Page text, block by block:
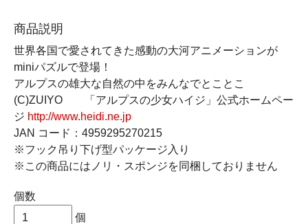
商品説明
世界各国で愛されてきた感動の大河アニメーションが
miniパズルで登場！
アルプスの雄大な自然の中をみんなでとことこ
(C)ZUIYO 「アルプスの少女ハイジ」公式ホームペー
ジ http://www.heidi.ne.jp
JAN コード：4959295270215
※フック吊り下げ型パッケージ入り
※この商品にはノリ・スポンジを同梱しておりません
個数
個